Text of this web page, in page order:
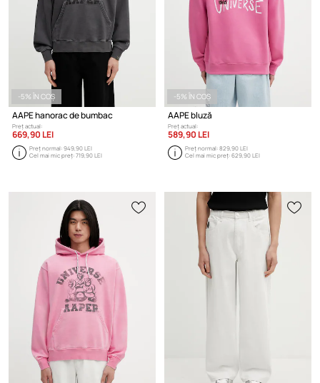
-5% ÎN COȘ
AAPE hanorac de bumbac
Preț actual:
669,90 LEI
Preț normal:949,90 LEI
Cel mai mic preț:719,90 LEI
-5% ÎN COȘ
AAPE bluză
Preț actual:
589,90 LEI
Preț normal:829,90 LEI
Cel mai mic preț:629,90 LEI